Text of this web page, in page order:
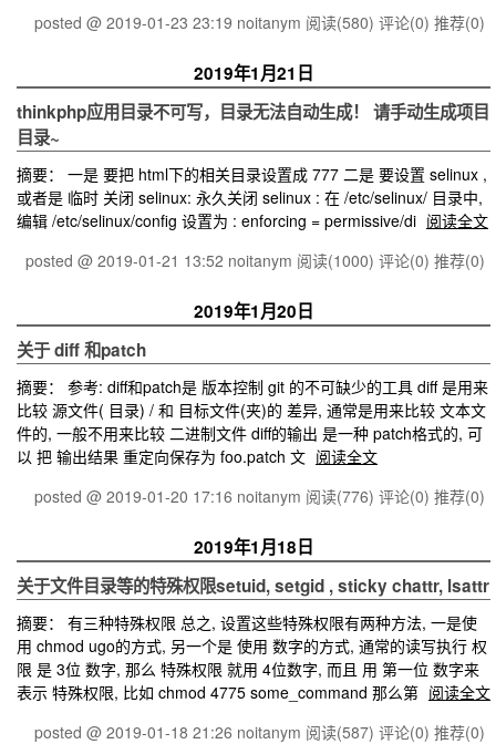
posted @ 2019-01-23 23:19 noitanym 阅读(580) 评论(0) 推荐(0)
2019年1月21日
thinkphp应用目录不可写，目录无法自动生成！ 请手动生成项目
目录~
摘要： 一是 要把 html下的相关目录设置成 777 二是 要设置 selinux ,
或者是 临时 关闭 selinux: 永久关闭 selinux : 在 /etc/selinux/ 目录中,
编辑 /etc/selinux/config 设置为 : enforcing = permissive/di 阅读全文
posted @ 2019-01-21 13:52 noitanym 阅读(1000) 评论(0) 推荐(0)
2019年1月20日
关于 diff 和patch
摘要： 参考: diff和patch是 版本控制 git 的不可缺少的工具 diff 是用来
比较 源文件( 目录) / 和 目标文件(夹)的 差异, 通常是用来比较 文本文
件的, 一般不用来比较 二进制文件 diff的输出 是一种 patch格式的, 可
以 把 输出结果 重定向保存为 foo.patch 文 阅读全文
posted @ 2019-01-20 17:16 noitanym 阅读(776) 评论(0) 推荐(0)
2019年1月18日
关于文件目录等的特殊权限setuid, setgid , sticky chattr, lsattr
摘要： 有三种特殊权限 总之, 设置这些特殊权限有两种方法, 一是使
用 chmod ugo的方式, 另一个是 使用 数字的方式, 通常的读写执行 权
限 是 3位 数字, 那么 特殊权限 就用 4位数字, 而且 用 第一位 数字来
表示 特殊权限, 比如 chmod 4775 some_command 那么第 阅读全文
posted @ 2019-01-18 21:26 noitanym 阅读(587) 评论(0) 推荐(0)